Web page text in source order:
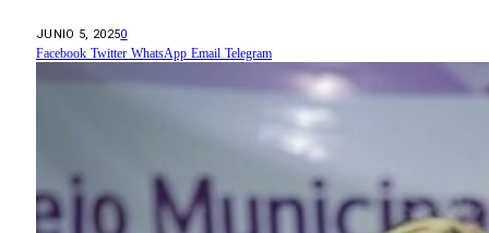
JUNIO 5, 20250
Facebook Twitter WhatsApp Email Telegram